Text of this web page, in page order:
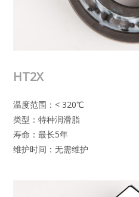
HT2X
温度范围：< 320℃
类型：特种润滑脂
寿命：最长5年
维护时间：无需维护